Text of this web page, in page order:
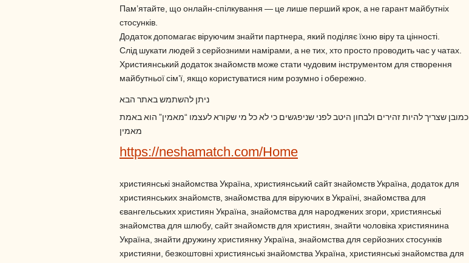
Пам’ятайте, що онлайн-спілкування — це лише перший крок, а не гарант майбутніх
стосунків.
Додаток допомагає віруючим знайти партнера, який поділяє їхню віру та цінності.
Слід шукати людей з серйозними намірами, а не тих, хто просто проводить час у чатах.
Християнський додаток знайомств може стати чудовим інструментом для створення
майбутньої сім’ї, якщо користуватися ним розумно і обережно.
ניתן להשתמש באתר הבא
כמובן שצריך להיות זהירים ולבחון היטב לפני שניפגשים כי לא כל מי שקורא לעצמו “מאמין” הוא באמת
מאמין
https://neshamatch.com/Home
християнські знайомства Україна, християнський сайт знайомств Україна, додаток для
християнських знайомств, знайомства для віруючих в Україні, знайомства для
євангельських християн Україна, знайомства для народжених згори, християнські
знайомства для шлюбу, сайт знайомств для християн, знайти чоловіка християнина
Україна, знайти дружину християнку Україна, знайомства для серйозних стосунків
християни, безкоштовні християнські знайомства Україна, християнські знайомства для